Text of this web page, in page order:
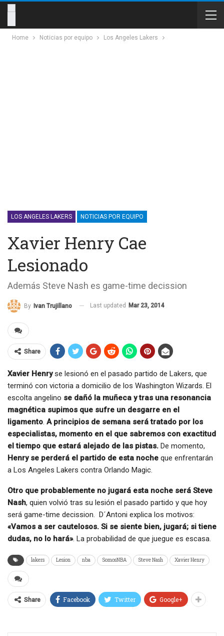
Home Noticias por equipo Los Angeles Lakers
LOS ANGELES LAKERS NOTICIAS POR EQUIPO
Xavier Henry Cae
Lesionado
Además Steve Nash es game-time decission
By Ivan Trujillano Last updated Mar 23, 2014
Share
Xavier Henryse lesionó en el pasado partido de Lakers, que
terminó con victoria a domicilio de los Washington Wizards. El
escolta angelino se dañó la muñeca y tras una resonancia
magnética supimos que sufre un desgarre en el
ligamento. A principios de semana será tratado por los
especialistas, momento en el que sabremos con exactitud
el tiempo que estará alejado de las pistas. De momento,
Henry se perderá el partido de esta noche que enfrentarán
a Los Angeles Lakers contra Orlando Magic.
Otro que probablemente no jugará esta noche será Steve
Nash, quien volvió tras su lesión el pasado partido y que hoy
será game-time decission. D´Antoni explica los motivos:
«Vamos a ser cautelosos. Si se siente bien, jugará; si tiene
dudas, no lo hará». La probabilidad de que juegue es escasa.
lakers Lesion nba SomosNBA Steve Nash Xavier Henry
Share Facebook Twitter Google+